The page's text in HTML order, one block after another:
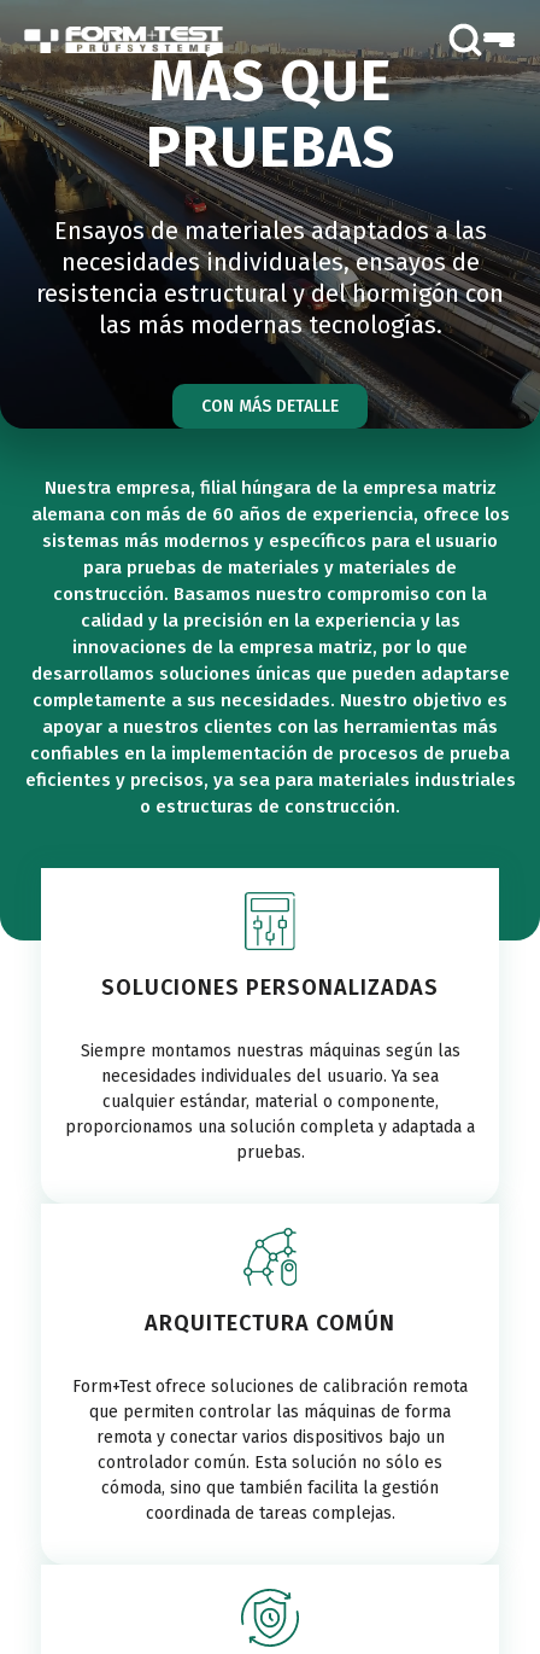
MÁS QUE
PRUEBAS
Ensayos de materiales adaptados a las
necesidades individuales, ensayos de
resistencia estructural y del hormigón con
las más modernas tecnologías.
CON MÁS DETALLE
Nuestra empresa, filial húngara de la empresa matriz
alemana con más de 60 años de experiencia, ofrece los
sistemas más modernos y específicos para el usuario
para pruebas de materiales y materiales de
construcción. Basamos nuestro compromiso con la
calidad y la precisión en la experiencia y las
innovaciones de la empresa matriz, por lo que
desarrollamos soluciones únicas que pueden adaptarse
completamente a sus necesidades. Nuestro objetivo es
apoyar a nuestros clientes con las herramientas más
confiables en la implementación de procesos de prueba
eficientes y precisos, ya sea para materiales industriales
o estructuras de construcción.
SOLUCIONES PERSONALIZADAS
Siempre montamos nuestras máquinas según las
necesidades individuales del usuario. Ya sea
cualquier estándar, material o componente,
proporcionamos una solución completa y adaptada a
pruebas.
ARQUITECTURA COMÚN
Form+Test ofrece soluciones de calibración remota
que permiten controlar las máquinas de forma
remota y conectar varios dispositivos bajo un
controlador común. Esta solución no sólo es
cómoda, sino que también facilita la gestión
coordinada de tareas complejas.